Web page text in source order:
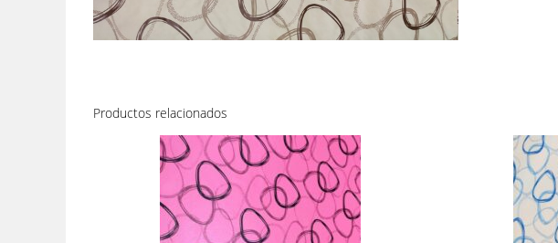
Productos relacionados